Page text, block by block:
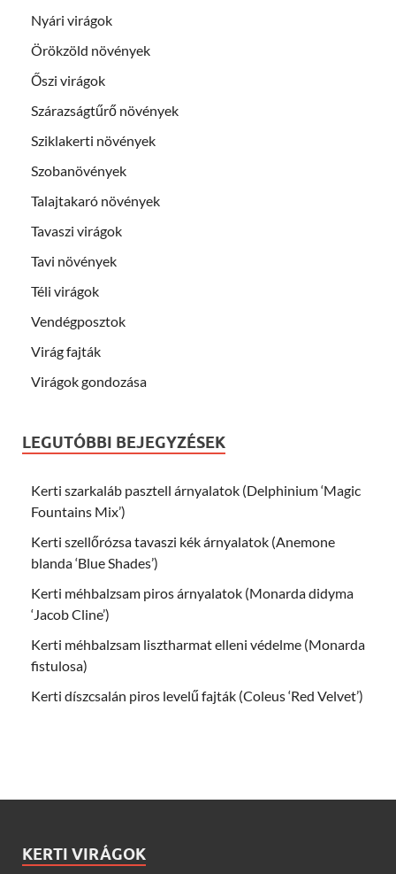
Nyári virágok
Örökzöld növények
Őszi virágok
Szárazságtűrő növények
Sziklakerti növények
Szobanövények
Talajtakaró növények
Tavaszi virágok
Tavi növények
Téli virágok
Vendégposztok
Virág fajták
Virágok gondozása
LEGUTÓBBI BEJEGYZÉSEK
Kerti szarkaláb pasztell árnyalatok (Delphinium ‘Magic
Fountains Mix’)
Kerti szellőrózsa tavaszi kék árnyalatok (Anemone
blanda ‘Blue Shades’)
Kerti méhbalzsam piros árnyalatok (Monarda didyma
‘Jacob Cline’)
Kerti méhbalzsam lisztharmat elleni védelme (Monarda
fistulosa)
Kerti díszcsalán piros levelű fajták (Coleus ‘Red Velvet’)
KERTI VIRÁGOK